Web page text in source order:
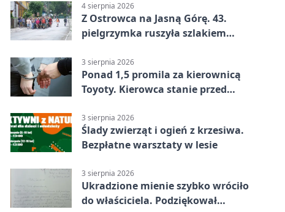
4 sierpnia 2026
Z Ostrowca na Jasną Górę. 43.
pielgrzymka ruszyła szlakiem
3 sierpnia 2026
Ponad 1,5 promila za kierownicą
Toyoty. Kierowca stanie przed
3 sierpnia 2026
Ślady zwierząt i ogień z krzesiwa.
Bezpłatne warsztaty w lesie
3 sierpnia 2026
Ukradzione mienie szybko wróciło
do właściciela. Podziękował